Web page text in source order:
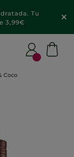
Tu
3,99€
Coco